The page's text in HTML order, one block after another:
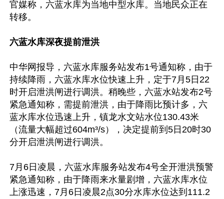
官媒称，六蓝水库为当地中型水库。当地民众正在
转移。
六蓝水库深夜提前泄洪
中华网报导，六蓝水库服务站发布1号通知称，由于
持续降雨，六蓝水库水位快速上升，定于7月5日22
时开启泄洪闸进行调洪。稍晚些，六蓝水站发布2号
紧急通知称，需提前泄洪，由于降雨比预计多，六
蓝水库水位迅速上升，镇龙水文站水位130.43米
（流量大幅超过604m³/s），决定提前到5日20时30
分开启泄洪闸进行调洪。
7月6日凌晨，六蓝水库服务站发布4号全开泄洪预警
紧急通知称，由于降雨来水量剧增，六蓝水库水位
上涨迅速，7月6日凌晨2点30分水库水位达到111.2